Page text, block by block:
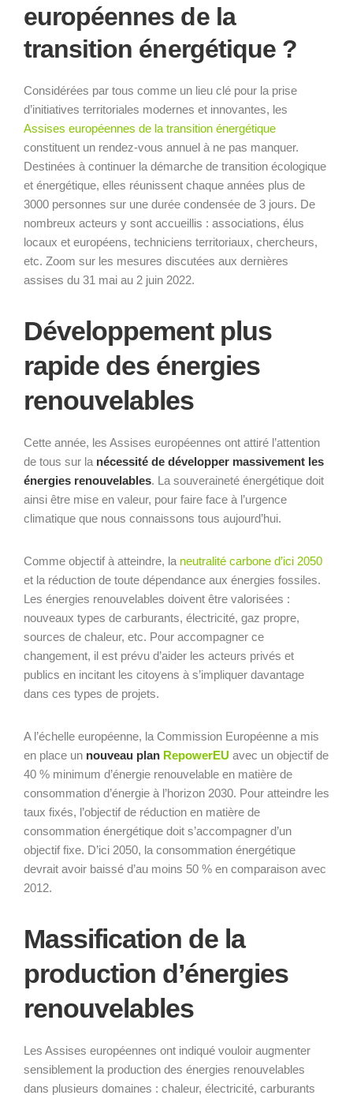
européennes de la
transition énergétique ?
Considérées par tous comme un lieu clé pour la prise
d’initiatives territoriales modernes et innovantes, les
Assises européennes de la transition énergétique
constituent un rendez-vous annuel à ne pas manquer.
Destinées à continuer la démarche de transition écologique
et énergétique, elles réunissent chaque années plus de
3000 personnes sur une durée condensée de 3 jours. De
nombreux acteurs y sont accueillis : associations, élus
locaux et européens, techniciens territoriaux, chercheurs,
etc. Zoom sur les mesures discutées aux dernières
assises du 31 mai au 2 juin 2022.
Développement plus
rapide des énergies
renouvelables
Cette année, les Assises européennes ont attiré l’attention
de tous sur la nécessité de développer massivement les
énergies renouvelables. La souveraineté énergétique doit
ainsi être mise en valeur, pour faire face à l’urgence
climatique que nous connaissons tous aujourd’hui.
Comme objectif à atteindre, la neutralité carbone d’ici 2050
et la réduction de toute dépendance aux énergies fossiles.
Les énergies renouvelables doivent être valorisées :
nouveaux types de carburants, électricité, gaz propre,
sources de chaleur, etc. Pour accompagner ce
changement, il est prévu d’aider les acteurs privés et
publics en incitant les citoyens à s’impliquer davantage
dans ces types de projets.
A l’échelle européenne, la Commission Européenne a mis
en place un nouveau plan RepowerEU avec un objectif de
40 % minimum d’énergie renouvelable en matière de
consommation d’énergie à l’horizon 2030. Pour atteindre les
taux fixés, l’objectif de réduction en matière de
consommation énergétique doit s’accompagner d’un
objectif fixe. D’ici 2050, la consommation énergétique
devrait avoir baissé d’au moins 50 % en comparaison avec
2012.
Massification de la
production d’énergies
renouvelables
Les Assises européennes ont indiqué vouloir augmenter
sensiblement la production des énergies renouvelables
dans plusieurs domaines : chaleur, électricité, carburants